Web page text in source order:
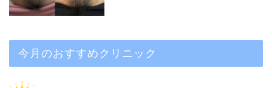
今月のおすすめクリニック